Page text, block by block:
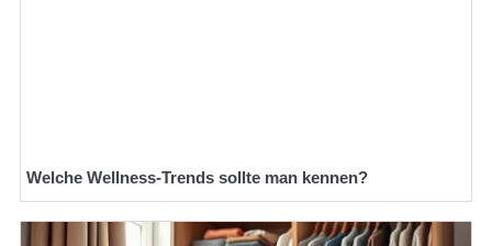
Welche Wellness-Trends sollte man kennen?